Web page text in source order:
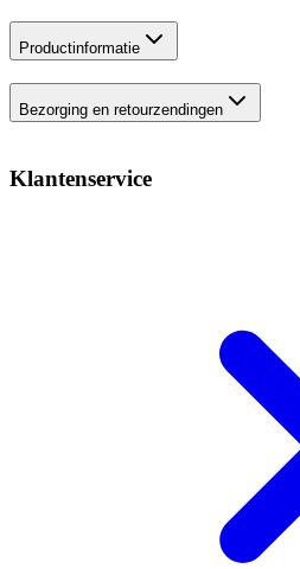
Productinformatie
Bezorging en retourzendingen
Klantenservice